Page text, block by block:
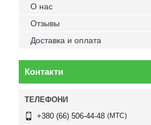
О нас
Отзывы
Доставка и оплата
Контакти
+380 (66) 506-44-48 МТС